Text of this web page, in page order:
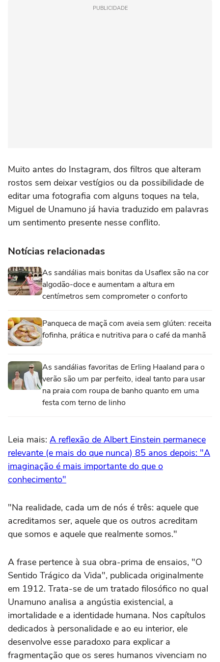
PUBLICIDADE
Muito antes do Instagram, dos filtros que alteram
rostos sem deixar vestígios ou da possibilidade de
editar uma fotografia com alguns toques na tela,
Miguel de Unamuno já havia traduzido em palavras
um sentimento presente nesse conflito.
Notícias relacionadas
As sandálias mais bonitas da Usaflex são na cor
algodão-doce e aumentam a altura em
centímetros sem comprometer o conforto
Panqueca de maçã com aveia sem glúten: receita
fofinha, prática e nutritiva para o café da manhã
As sandálias favoritas de Erling Haaland para o
verão são um par perfeito, ideal tanto para usar
na praia com roupa de banho quanto em uma
festa com terno de linho
Leia mais: A reflexão de Albert Einstein permanece
relevante (e mais do que nunca) 85 anos depois: "A
imaginação é mais importante do que o
conhecimento"
"Na realidade, cada um de nós é três: aquele que
acreditamos ser, aquele que os outros acreditam
que somos e aquele que realmente somos."
A frase pertence à sua obra-prima de ensaios, "O
Sentido Trágico da Vida", publicada originalmente
em 1912. Trata-se de um tratado filosófico no qual
Unamuno analisa a angústia existencial, a
imortalidade e a identidade humana. Nos capítulos
dedicados à personalidade e ao eu interior, ele
desenvolve esse paradoxo para explicar a
fragmentação que os seres humanos vivenciam no